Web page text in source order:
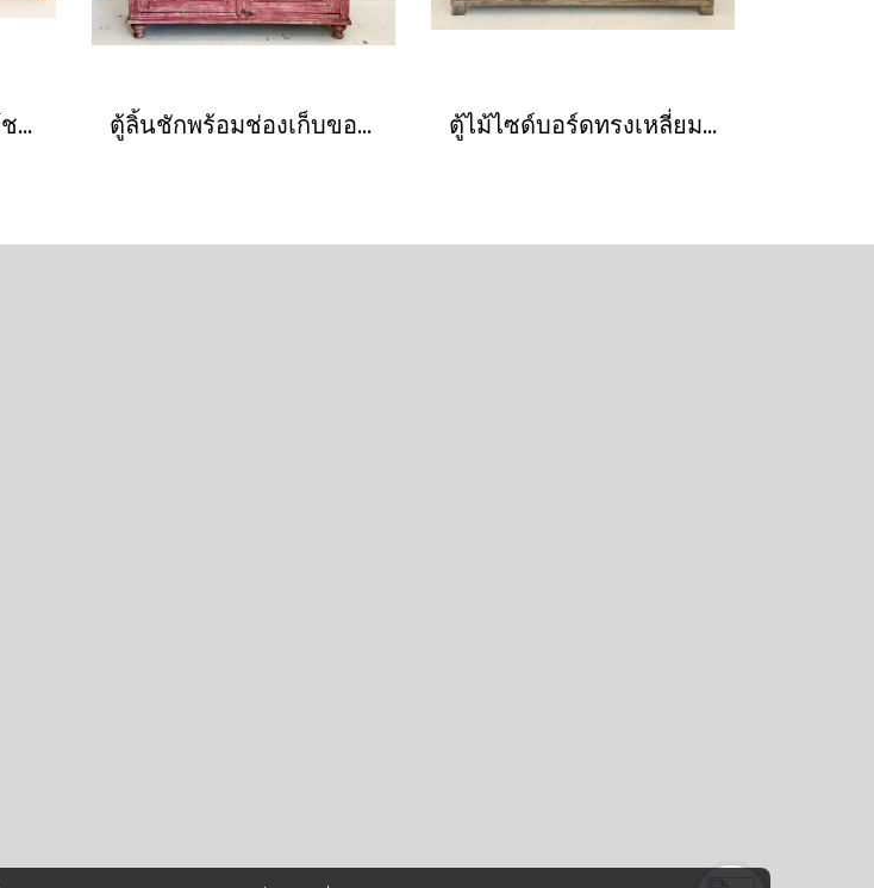
ตู้โชว์กระจกตัวยาว ตู้โชว์เครื่องประดับไม้สัก ตู้ลิ้นชักพร้อมช่องเก็บของสีแดงถลอกวินเทจ ตู้ไม้ไซด์บอร์ดทรงเหลี่ยมสี่ประตูสีทูโทน